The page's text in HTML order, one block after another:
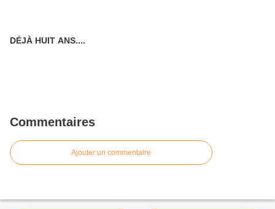
DÉJÀ HUIT ANS....
Commentaires
Ajouter un commentaire